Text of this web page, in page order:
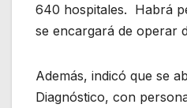
640 hospitales. Habrá
se encargará de operar
Además, indicó que se
Diagnóstico, con